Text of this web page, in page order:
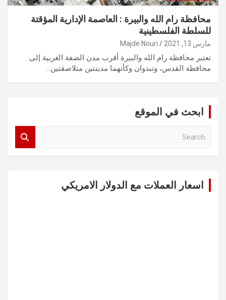
محافظة رام الله والبيرة : العاصمة الإدارية المؤقتة
للسلطة الفلسطينية
مارس 13, 2021 Majde Nouri
تعتبر محافظة رام الله والبيرة أقرب مدن الضفة الغربية إلى
محافظة القدس، وتبدوان وكأنهما مدينتين متلاصقتين…
ابحث في الموقع
اسعار العملات مع الدولار الامريكي